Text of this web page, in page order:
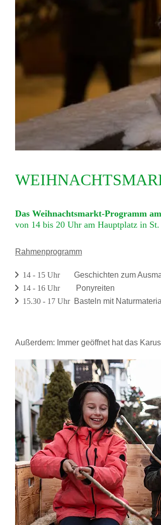
Das Weihnachtsmarkt-Programm
von 14 bis 20 Uhr am Hauptplatz in St.
Rahmenprogramm
14 - 15 UhrGeschichten zum
14 - 16 Uhr
Ponyreiten
15.30 - 17 Uhr Basteln mit
Außerdem: Immer geöffnet hat das